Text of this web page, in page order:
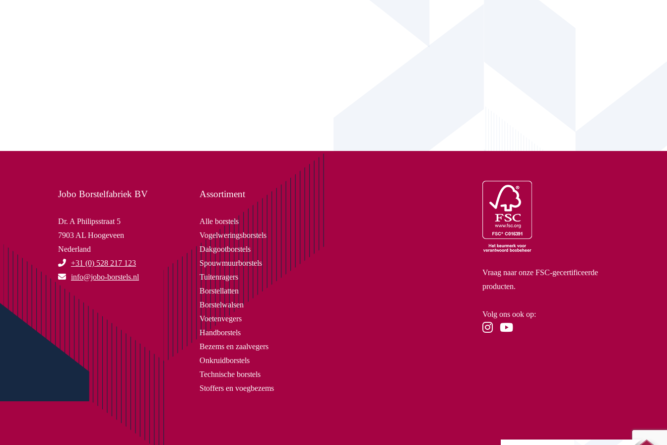
Jobo Borstelfabriek BV
Dr. A Philipsstraat 5
7903 AL Hoogeveen
Nederland
+31 (0) 528 217 123
info@jobo-borstels.nl
Assortiment
Alle borstels
Vogelweringsborstels
Dakgootborstels
Spouwmuurborstels
Tuitenragers
Borstellatten
Borstelwalsen
Voetenvegers
Handborstels
Bezems en zaalvegers
Onkruidborstels
Technische borstels
Stoffers en voegbezems
Vraag naar onze FSC-gecertificeerde
producten.
Volg ons ook op: